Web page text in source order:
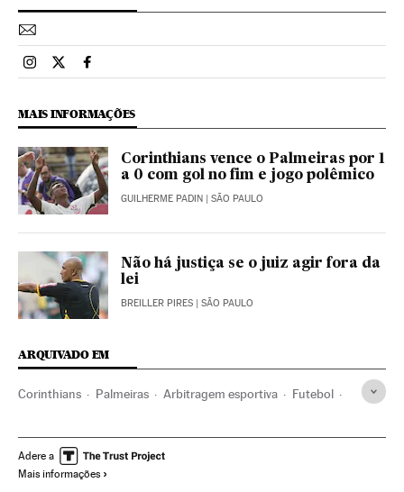
Esportes El País Brasil en Instagram
Esportes El País Brasil en Twitter
Esportes El País Brasil en Facebook
MAIS INFORMAÇÕES
Corinthians vence o Palmeiras por 1
a 0 com gol no fim e jogo polêmico
GUILHERME PADIN | SÃO PAULO
Não há justiça se o juiz agir fora da
lei
BREILLER PIRES | SÃO PAULO
ARQUIVADO EM
Corinthians Palmeiras Arbitragem esportiva Futebol
Adere a
Mais informações